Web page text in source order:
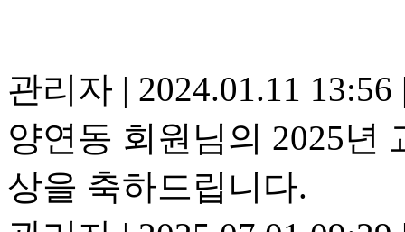
관리자 | 2024.01.11 13:56
양연동 회원님의 2025년
상을 축하드립니다.